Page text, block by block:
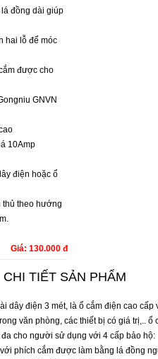
đồng dài giúp
hai lỗ để móc
được cho
GNVN
10Amp
điện hoặc ổ
thủ theo hướng
Giá: 130.000 đ
CHI TIẾT SẢN PHẨM
dây điện 3 mét, là ổ cắm điện cao
văn phòng, các thiết bị có giá trị,..
đa cho người sử dụng với 4 cấp bảo hộ:
phích cắm được làm bằng lá đồng